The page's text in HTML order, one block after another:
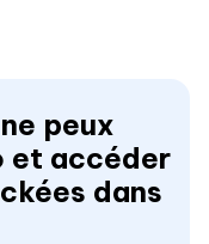
peux
et accéder
dans